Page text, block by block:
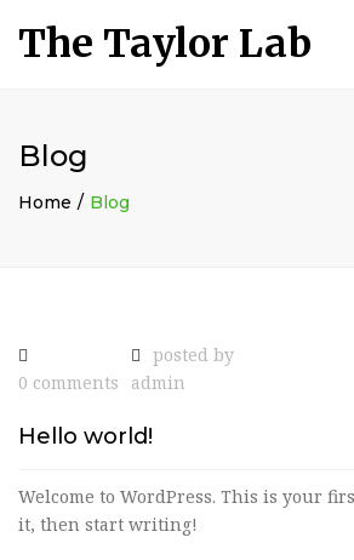
The Taylor Lab
Blog
Home Blog
0 comments
posted by
admin
Hello world!
Welcome to WordPress. This is your
it, then start writing!